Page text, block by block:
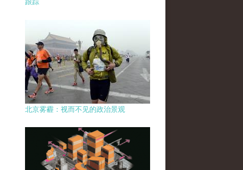
北京雾霾：视而不见的政治景观